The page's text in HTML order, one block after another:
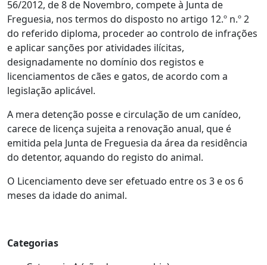
56/2012, de 8 de Novembro, compete à Junta de
Freguesia, nos termos do disposto no artigo 12.º n.º 2
do referido diploma, proceder ao controlo de infrações
e aplicar sanções por atividades ilícitas,
designadamente no domínio dos registos e
licenciamentos de cães e gatos, de acordo com a
legislação aplicável.
A mera detenção posse e circulação de um canídeo,
carece de licença sujeita a renovação anual, que é
emitida pela Junta de Freguesia da área da residência
do detentor, aquando do registo do animal.
O Licenciamento deve ser efetuado entre os 3 e os 6
meses da idade do animal.
Categorias